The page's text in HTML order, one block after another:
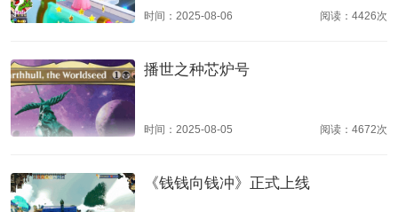
时间：2025-08-06 阅读：4426次
播世之种芯炉号
时间：2025-08-05 阅读：4672次
《钱钱向钱冲》正式上线